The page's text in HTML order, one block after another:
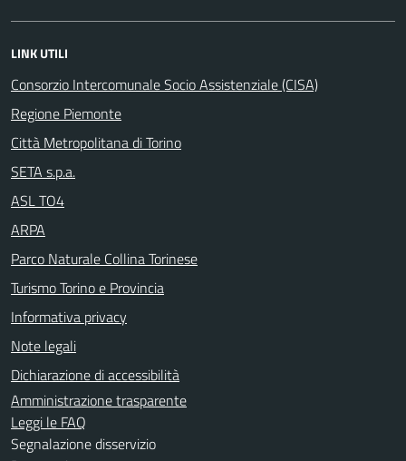
LINK UTILI
Consorzio Intercomunale Socio Assistenziale (CISA)
Regione Piemonte
Città Metropolitana di Torino
SETA s.p.a.
ASL TO4
ARPA
Parco Naturale Collina Torinese
Turismo Torino e Provincia
Informativa privacy
Note legali
Dichiarazione di accessibilità
Amministrazione trasparente
Leggi le FAQ
Segnalazione disservizio